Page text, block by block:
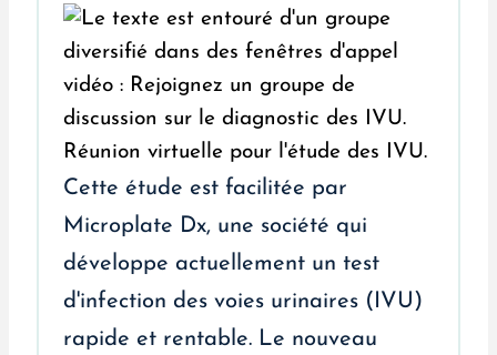
Cette étude est facilitée par
Microplate Dx, une société qui
développe actuellement un test
d'infection des voies urinaires (IVU)
rapide et rentable. Le nouveau